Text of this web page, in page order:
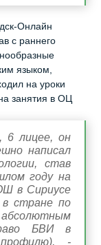
Онлайн
с раннего
языком,
на уроки
занятия в ОЦ
6 лицее, он
написал
став
году на
в Сириусе
в стране по
БВИ в
-